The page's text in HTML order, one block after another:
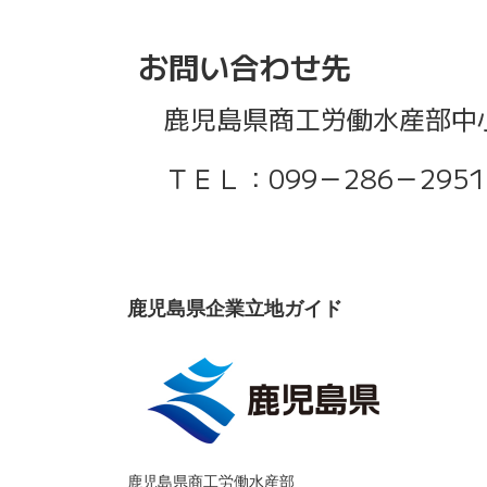
お問い合わせ先
鹿児島県商工労働水産部中
ＴＥＬ：099－286－2951
鹿児島県企業立地ガイド
鹿児島県商工労働水産部